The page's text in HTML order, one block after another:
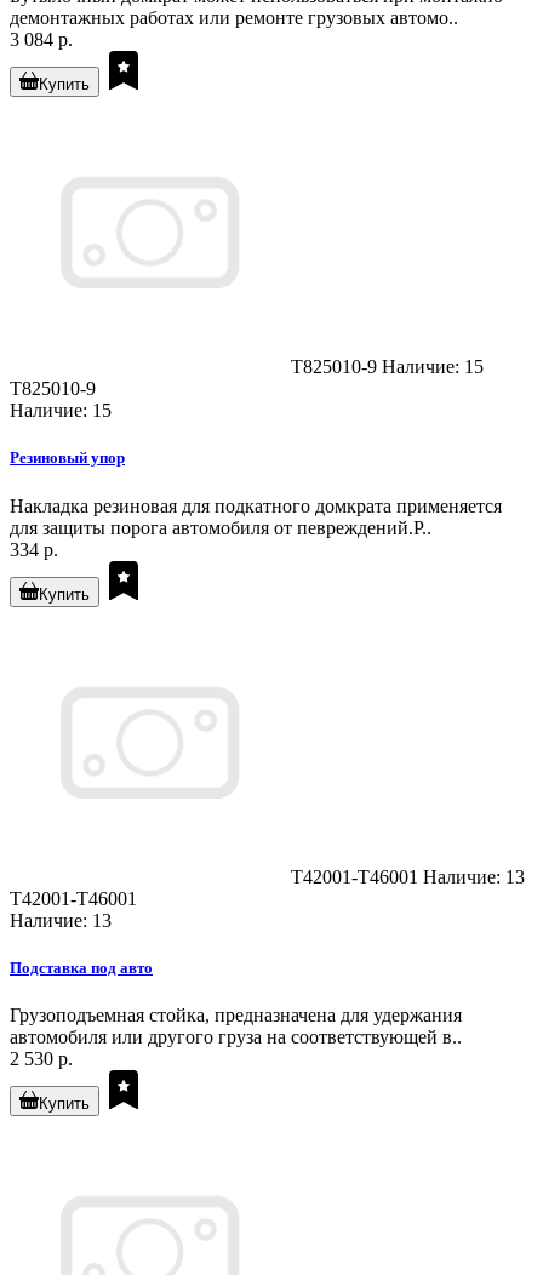
демонтажных работах или ремонте грузовых автомо..
3 084 р.
Купить
T825010-9 Наличие: 15
T825010-9
Наличие: 15
Резиновый упор
Накладка резиновая для подкатного домкрата применяется
для защиты порога автомобиля от певреждений.Р..
334 р.
Купить
T42001-T46001 Наличие: 13
T42001-T46001
Наличие: 13
Подставка под авто
Грузоподъемная стойка, предназначена для удержания
автомобиля или другого груза на соответствующей в..
2 530 р.
Купить